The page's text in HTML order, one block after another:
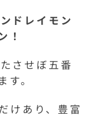
ドレイモン
！
させぼ五番
。
けあり、豊富